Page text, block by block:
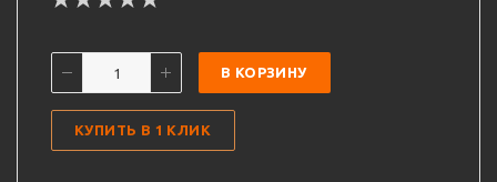
В КОРЗИНУ
КУПИТЬ В 1 КЛИК